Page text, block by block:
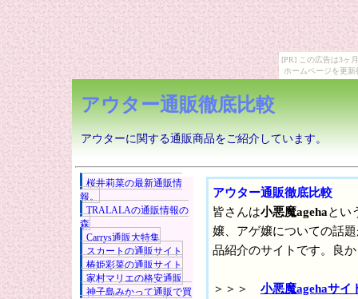
[PR] この広告は3ヶ
ホームページを更
アウター通販徹底比較
アウターに関する通販商品をご紹介しています。
桜井莉菜の最新通販情
報。
TRALALAの通販情報の
森
Carrys通販大特集
スカートの通販サイト
椿姫彩菜の通販サイト
家村マリエの格安通販
神子島みかって通販で買
アウター通販徹底比較
皆さんは小悪魔agehaとい
嬢、アゲ嬢についての話
品紹介のサイトです。良
＞＞＞ 小悪魔agehaサイ